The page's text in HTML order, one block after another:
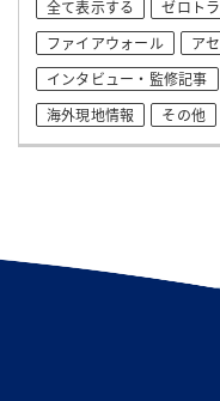
全て表示する ゼロト
ファイアウォール
ア
インタビュー・監修記事
海外現地情報
その他